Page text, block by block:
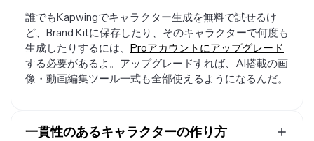
誰でもKapwingでキャラクター生成を無料で試せるけ
ど、Brand Kitに保存したり、そのキャラクターで何度も
生成したりするには、 Proアカウントにアップグレード
する必要があるよ。アップグレードすれば、AI搭載の画
像・動画編集ツール一式も全部使えるようになるんだ。
一貫性のあるキャラクターの作り方